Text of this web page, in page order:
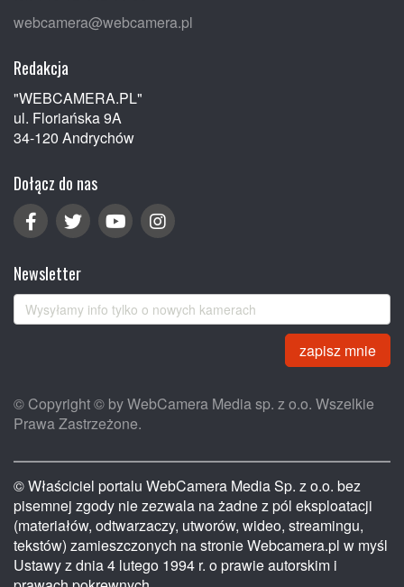
webcamera@webcamera.pl
Redakcja
"WEBCAMERA.PL"
ul. Floriańska 9A
34-120 Andrychów
Dołącz do nas
Newsletter
zapisz mnie
© Copyright © by WebCamera Media sp. z o.o. Wszelkie
Prawa Zastrzeżone.
© Właściciel portalu WebCamera Media Sp. z o.o. bez
pisemnej zgody nie zezwala na żadne z pól eksploatacji
(materiałów, odtwarzaczy, utworów, wideo, streamingu,
tekstów) zamieszczonych na stronie Webcamera.pl w myśl
Ustawy z dnia 4 lutego 1994 r. o prawie autorskim i